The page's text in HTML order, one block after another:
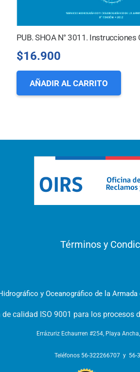
$16.900
AÑADIR AL CARRITO
Términos y
y Oceanográfico de la
calidad ISO 9001 para los
Errázuriz Echaurren #254, Playa
Teléfonos 56-322266707 y 56-